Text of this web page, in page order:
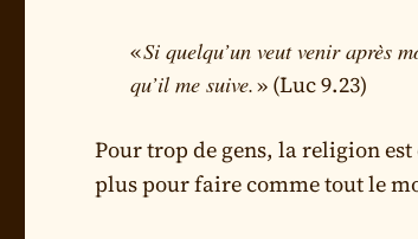
«Si quelqu’un veut venir après
qu’il me suive.» (Luc 9.23)
Pour trop de gens, la religion
plus pour faire comme tout le